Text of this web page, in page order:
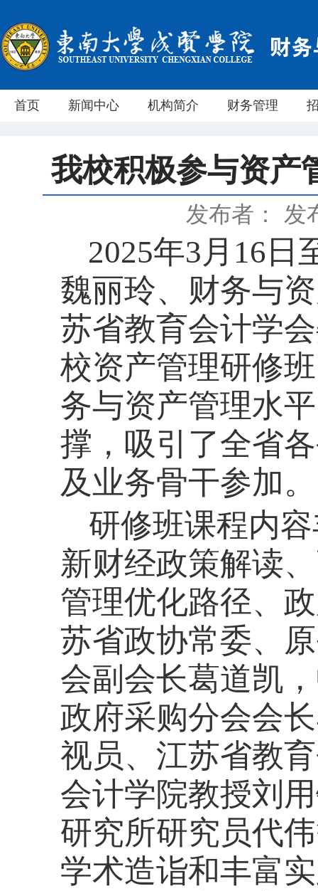
首页 新闻中心 机构简介 财务管理
我校积极参与资产
发布者： 发
2025年3月16日
魏丽玲、财务与
苏省教育会计学
校资产管理研修
务与资产管理水
撑，吸引了全省
及业务骨干参加。
研修班课程内
新财经政策解读
管理优化路径、
苏省政协常委、
会副会长葛道凯
政府采购分会会
视员、江苏省教
会计学院教授刘
研究所研究员代
学术造诣和丰富